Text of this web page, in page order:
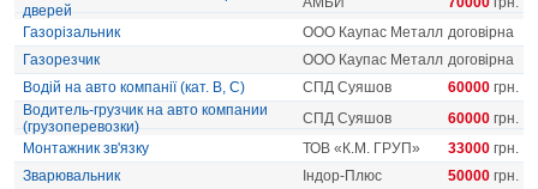
дверей
Газорізальник
ООО Каупас Металл договірна
Газорезчик
ООО Каупас Металл договірна
Водій на авто компанії (кат. В, С)
СПД Суяшов 60000 грн.
Водитель-грузчик на авто компании
(грузоперевозки)
СПД Суяшов 60000 грн.
Монтажник зв'язку
ТОВ «К.М. ГРУП» 33000 грн.
Зварювальник
Індор-Плюс 50000 грн.